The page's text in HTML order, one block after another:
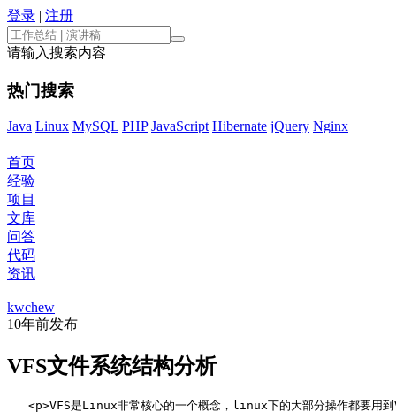
登录 | 注册
请输入搜索内容
热门搜索
Java Linux MySQL PHP JavaScript Hibernate jQuery Nginx
首页
经验
项目
文库
问答
代码
资讯
kwchew
10年前发布
VFS文件系统结构分析
<p>VFS是Linux非常核心的一个概念，linux下的大部分